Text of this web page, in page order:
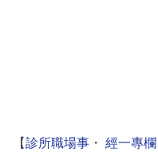
區
【診所職場事 ・ 經一專欄